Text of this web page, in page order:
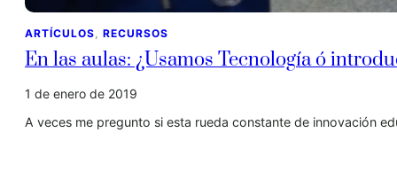
ARTÍCULOS, RECURSOS
En las aulas: ¿Usamos Tecnología ó
1 de enero de 2019
A veces me pregunto si esta rueda constante de innovación